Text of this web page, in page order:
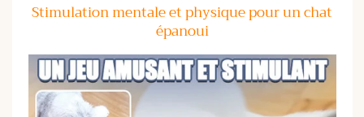
Stimulation mentale et physique pour un chat
épanoui